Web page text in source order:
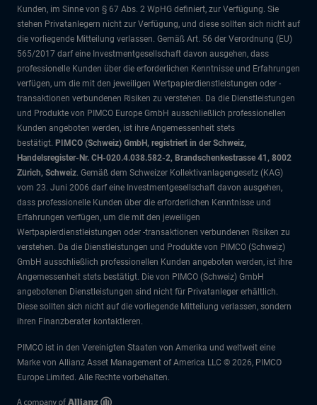
Kunden, im Sinne von § 67 Abs. 2 WpHG definiert, zur Verfügung. Sie
stehen Privatanlegern nicht zur Verfügung, und diese sollten sich nicht auf
die vorliegende Mitteilung verlassen. Gemäß Art. 56 der Verordnung (EU)
565/2017 darf eine Investmentgesellschaft davon ausgehen, dass
professionelle Kunden über die erforderlichen Kenntnisse und Erfahrungen
verfügen, um die mit den jeweiligen Wertpapierdienstleistungen oder -
transaktionen verbundenen Risiken zu verstehen. Da die Dienstleistungen
und Produkte von PIMCO Europe GmbH ausschließlich professionellen
Kunden angeboten werden, ist ihre Angemessenheit stets
bestätigt. PIMCO (Schweiz) GmbH, registriert in der Schweiz,
Handelsregister-Nr. CH-020.4.038.582-2, Brandschenkestrasse 41, 8002
Zürich, Schweiz. Gemäß dem Schweizer Kollektivanlagengesetz (KAG)
vom 23. Juni 2006 darf eine Investmentgesellschaft davon ausgehen,
dass professionelle Kunden über die erforderlichen Kenntnisse und
Erfahrungen verfügen, um die mit den jeweiligen
Wertpapierdienstleistungen oder -transaktionen verbundenen Risiken zu
verstehen. Da die Dienstleistungen und Produkte von PIMCO (Schweiz)
GmbH ausschließlich professionellen Kunden angeboten werden, ist ihre
Angemessenheit stets bestätigt. Die von PIMCO (Schweiz) GmbH
angebotenen Dienstleistungen sind nicht für Privatanleger erhältlich.
Diese sollten sich nicht auf die vorliegende Mitteilung verlassen, sondern
ihren Finanzberater kontaktieren.
PIMCO ist in den Vereinigten Staaten von Amerika und weltweit eine
Marke von Allianz Asset Management of America LLC © 2026, PIMCO
Europe Limited. Alle Rechte vorbehalten.